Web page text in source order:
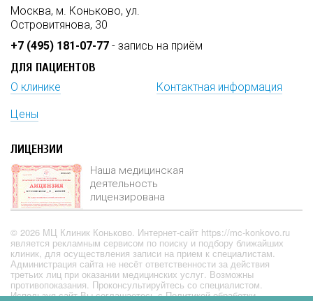
Москва, м. Коньково, ул.
Островитянова, 30
+7 (495) 181-07-77 - запись на приём
ДЛЯ ПАЦИЕНТОВ
О клинике Контактная информация
Цены
ЛИЦЕНЗИИ
Наша медицинская
деятельность
лицензирована
© 2026 МЦ Клиник Коньково. Интернет-сайт https://mc-konkovo.ru
является рекламным сервисом по поиску и подбору ближайших
клиник, для осуществления записи на прием к специалистам.
Администрация сайта не несёт ответственности за действия
третьих лиц при оказании медицинских услуг. Возможны
противопоказания. Проконсультируйтесь со специалистом.
Используя сайт Вы соглашаетесь сПолитикой обработки